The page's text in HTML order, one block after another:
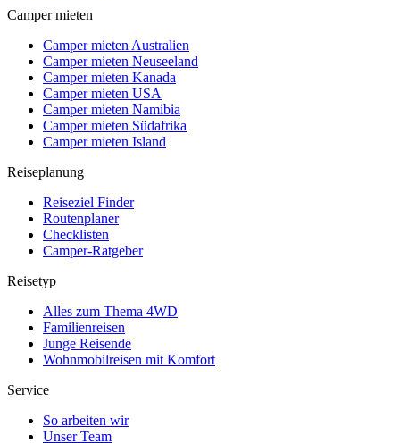
Camper mieten
Camper mieten Australien
Camper mieten Neuseeland
Camper mieten Kanada
Camper mieten USA
Camper mieten Namibia
Camper mieten Südafrika
Camper mieten Island
Reiseplanung
Reiseziel Finder
Routenplaner
Checklisten
Camper-Ratgeber
Reisetyp
Alles zum Thema 4WD
Familienreisen
Junge Reisende
Wohnmobilreisen mit Komfort
Service
So arbeiten wir
Unser Team